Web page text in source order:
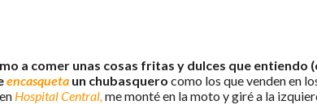
a comer unas cosas fritas y dulces que entiendo
encasqueta un chubasquero como los que venden en
Hospital Central,me monté en la moto y giré a la